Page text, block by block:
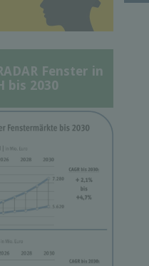
Fenster in
bis 2030